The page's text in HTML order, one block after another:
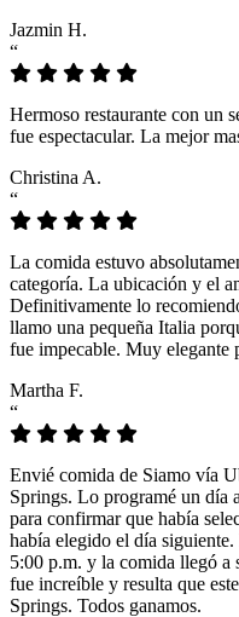
Jazmin H.
“
Hermoso restaurante con un
fue espectacular. La mejor
Christina A.
“
La comida estuvo
categoría. La ubicación y el
Definitivamente lo
llamo una pequeña Italia
fue impecable. Muy elegante
Martha F.
“
Envié comida de Siamo vía
Springs. Lo programé un día
para confirmar que había
había elegido el día
5:00 p.m. y la comida llegó a
fue increíble y resulta que
Springs. Todos ganamos.